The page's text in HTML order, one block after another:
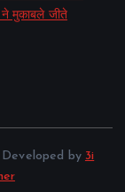
मुकाबले जीते
by 3i